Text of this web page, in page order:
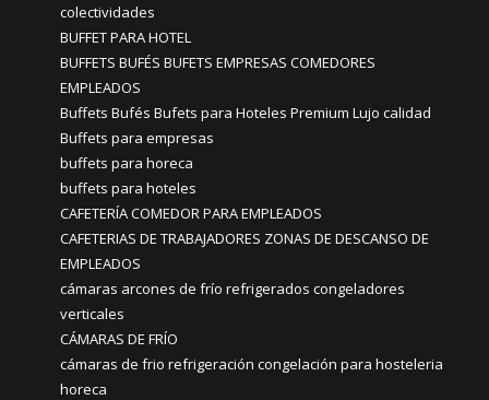
colectividades
BUFFET PARA HOTEL
BUFFETS BUFÉS BUFETS EMPRESAS COMEDORES
EMPLEADOS
Buffets Bufés Bufets para Hoteles Premium Lujo calidad
Buffets para empresas
buffets para horeca
buffets para hoteles
CAFETERÍA COMEDOR PARA EMPLEADOS
CAFETERIAS DE TRABAJADORES ZONAS DE DESCANSO DE
EMPLEADOS
cámaras arcones de frío refrigerados congeladores
verticales
CÁMARAS DE FRÍO
cámaras de frio refrigeración congelación para hosteleria
horeca